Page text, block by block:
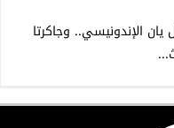
الإندونيسي.. وجاكرتا